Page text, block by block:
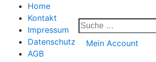
Home
Kontakt
Impressum
Datenschutz
AGB
Mein Account